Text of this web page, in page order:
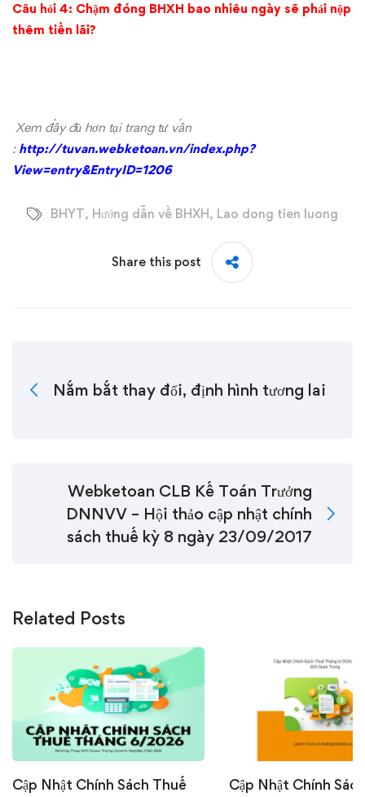
Câu hỏi 4: Chậm đóng BHXH bao nhiêu ngày sẽ phải nộp
thêm tiền lãi?
Xem đầy đủ hơn tại trang tư vấn
: http://tuvan.webketoan.vn/index.php?
View=entry&EntryID=1206
BHYT, Hướng dẫn về BHXH, Lao dong tien luong
Share this post
Nắm bắt thay đổi, định hình tương lai
Webketoan CLB Kế Toán Trưởng
DNNVV – Hội thảo cập nhật chính
sách thuế kỳ 8 ngày 23/09/2017
Related Posts
Cập Nhật Chính Sách Thuế Cập Nhật Chính